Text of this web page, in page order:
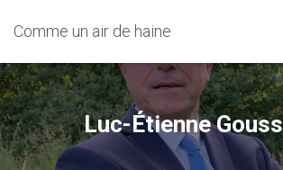
Comme un air de haine
Luc-Étienne